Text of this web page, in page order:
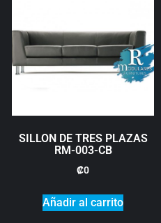
SILLON DE TRES PLAZAS
RM-003-CB
₡0
Añadir al carrito